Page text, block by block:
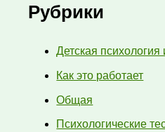
Рубрики
Детская психология
Как это работает
Общая
Психологические